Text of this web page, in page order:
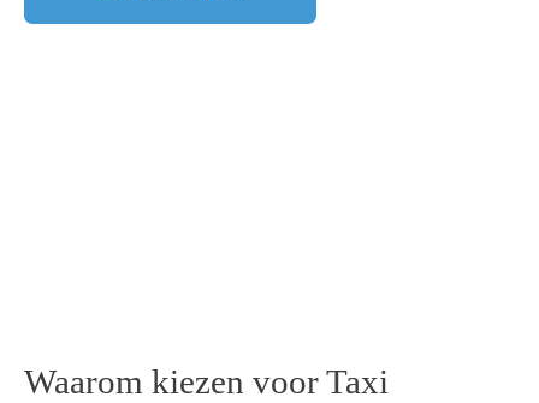
Waarom kiezen voor Taxi